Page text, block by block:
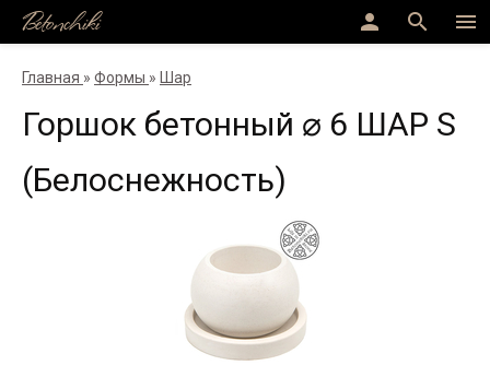
menu
search
person
Betonchiki
Главная » Формы » Шар
Горшок бетонный ⌀ 6 ШАР S
(Белоснежность)